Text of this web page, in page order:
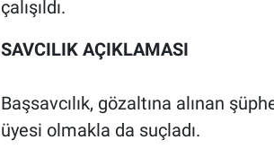
çalışıldı.
SAVCILIK AÇIKLAMASI
Başsavcılık, gözaltına alınan
üyesi olmakla da suçladı.